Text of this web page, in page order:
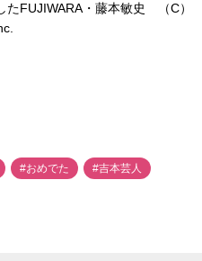
たFUJIWARA・藤本敏史 （C）
#おめでた #吉本芸人